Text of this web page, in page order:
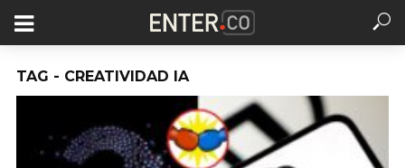
TAG - CREATIVIDAD IA